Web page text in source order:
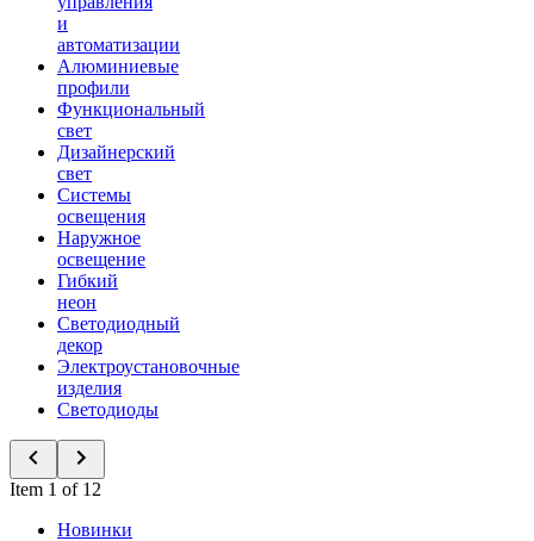
и
автоматизации
Алюминиевые
профили
Функциональный
свет
Дизайнерский
свет
Системы
освещения
Наружное
освещение
Гибкий
неон
Светодиодный
декор
Электроустановочные
изделия
Светодиоды
Item 1 of 12
Новинки